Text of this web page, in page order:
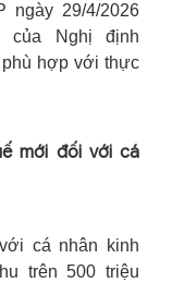
ngày 29/4/2026
của Nghị định
phù hợp với thực
mới đối với cá
cá nhân kinh
trên 500 triệu